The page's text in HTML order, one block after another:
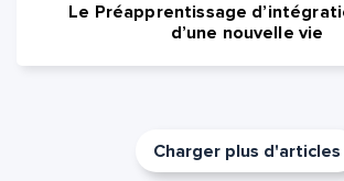
Le Préapprentissage
d’une nouvelle vie
Charger plus d'articles